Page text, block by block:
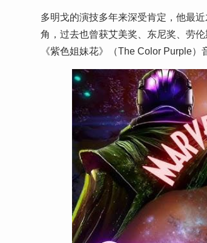
多明戈的演技多年来深受肯定，他最
角，过去也曾获艾美奖、东尼奖、劳
《紫色姐妹花》（The Color Purple）